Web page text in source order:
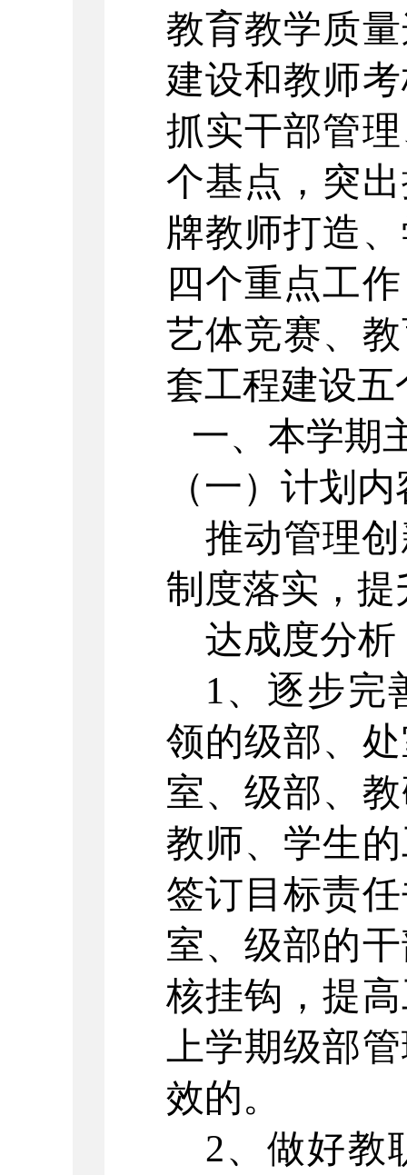
教育教学质
建设和教师
抓实干部管
个基点，突
牌教师打造
四个重点工
艺体竞赛、
套工程建设
一、 本学期
（一） 计划内
推动管理
制度落实，
达成度分析
1、逐步完
领的级部、
室、级部、
教师、学生
签订目标责
室、级部的
核挂钩，提
上学期级部
效的。
2、做好教